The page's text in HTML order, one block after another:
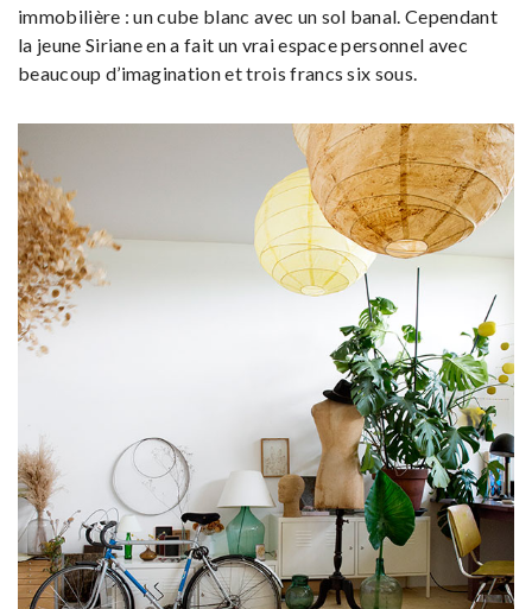
immobilière : un cube blanc avec un sol banal. Cependant
la jeune Siriane en a fait un vrai espace personnel avec
beaucoup d’imagination et trois francs six sous.